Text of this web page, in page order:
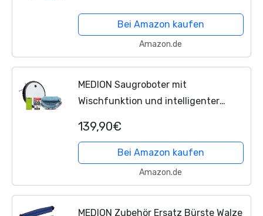
8000Pa Saugkraft, Alexa 2in1
Roboterstaubsauger, präzise...
Bei Amazon kaufen
Amazon.de
MEDION Saugroboter mit
Wischfunktion und intelligenter
Mittelbürste, Alexa App Steuerung,
Saugen Wischen parallel,...
139,90€
Bei Amazon kaufen
Amazon.de
MEDION Zubehör Ersatz Bürste Walze